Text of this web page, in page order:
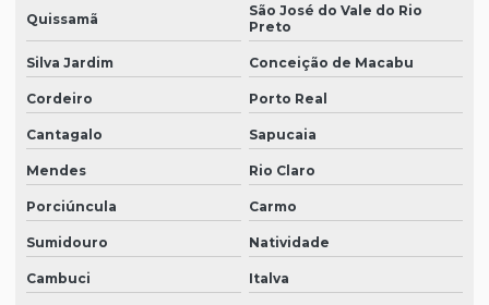
Quissamã
São José do Vale do Rio
Preto
Silva Jardim Conceição de Macabu
Cordeiro Porto Real
Cantagalo Sapucaia
Mendes Rio Claro
Porciúncula Carmo
Sumidouro Natividade
Cambuci Italva